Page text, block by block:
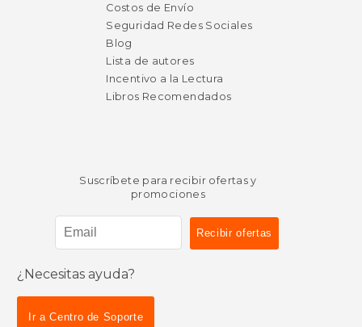
Costos de Envío
Seguridad Redes Sociales
Blog
Lista de autores
Incentivo a la Lectura
Libros Recomendados
Suscríbete para recibir ofertas y
promociones
¿Necesitas ayuda?
Ir a Centro de Soporte